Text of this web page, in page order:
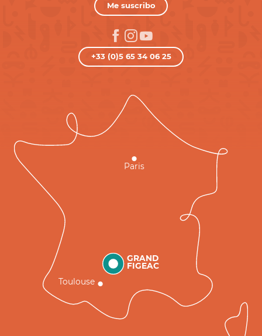
Me suscribo
+33 (0)5 65 34 06 25
GRAND
FIGEAC
Toulouse
Paris